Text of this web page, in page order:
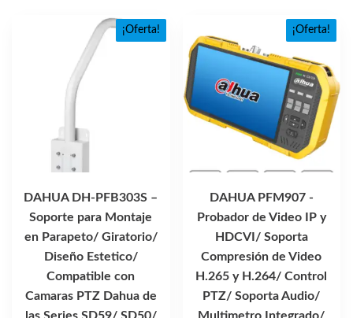
¡Oferta!
DAHUA DH-PFB303S –
Soporte para Montaje
en Parapeto/ Giratorio/
Diseño Estetico/
Compatible con
Camaras PTZ Dahua de
¡Oferta!
DAHUA PFM907 -
Probador de Video IP y
HDCVI/ Soporta
Compresión de Video
H.265 y H.264/ Control
PTZ/ Soporta Audio/